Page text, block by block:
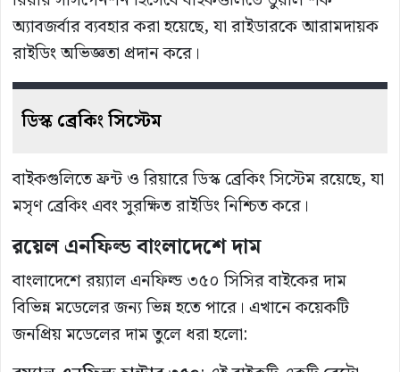
অ্যাবজর্বার ব্যবহার করা হয়েছে, যা রাইডারকে আরামদায়ক
রাইডিং অভিজ্ঞতা প্রদান করে।
ডিস্কব্রেকিংসিস্টেম
বাইকগুলিতে ফ্রন্ট ও রিয়ারে ডিস্ক ব্রেকিং সিস্টেম রয়েছে, যা
মসৃণ ব্রেকিং এবং সুরক্ষিত রাইডিং নিশ্চিত করে।
রয়েলএনফিল্ডবাংলাদেশেদাম
বাংলাদেশে র‍য়্যাল এনফিল্ড ৩৫০ সিসির বাইকের দাম
বিভিন্ন মডেলের জন্য ভিন্ন হতে পারে। এখানে কয়েকটি
জনপ্রিয় মডেলের দাম তুলে ধরা হলো: